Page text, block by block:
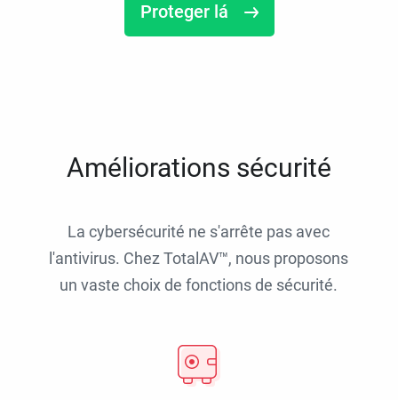
Proteger lá
Améliorations sécurité
La cybersécurité ne s'arrête pas avec
l'antivirus. Chez TotalAV™, nous proposons
un vaste choix de fonctions de sécurité.